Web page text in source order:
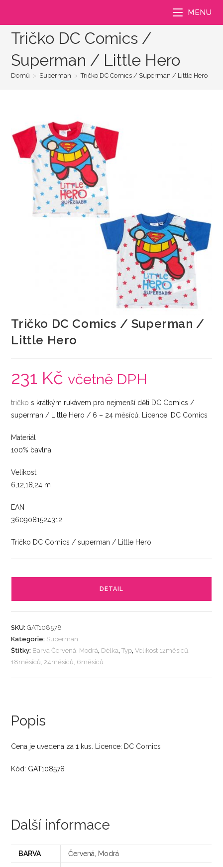
MENU
Tričko DC Comics /
Superman / Little Hero
Domů > Superman > Tričko DC Comics / Superman / Little Hero
Tričko DC Comics / Superman /
Little Hero
231 Kč včetně DPH
tričko s krátkým rukávem pro nejmenší děti DC Comics /
superman / Little Hero / 6 – 24 měsíců. Licence: DC Comics
Materiál
100% bavlna
Velikost
6,12,18,24 m
EAN
3609081524312
Tričko DC Comics / superman / Little Hero
DETAIL
SKU:GAT108578
Kategorie: Superman
Štítky: Barva Červená, Modrá, Délka,Typ,Velikost 12měsíců,
18měsíců, 24měsíců, 6měsíců
Popis
Cena je uvedena za 1 kus. Licence: DC Comics
Kód: GAT108578
Další informace
BARVA Červená, Modrá